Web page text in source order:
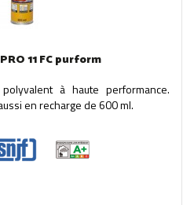
11 FC purform
à haute performance.
en recharge de 600 ml.